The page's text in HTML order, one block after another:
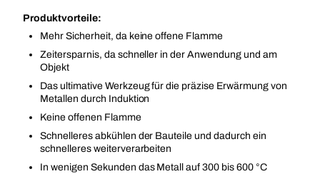
Produktvorteile:
Mehr Sicherheit, da keine offene Flamme
Zeitersparnis, da schneller in der Anwendung und am
Objekt
Das ultimative Werkzeug für die präzise Erwärmung von
Metallen durch Induktion
Keine offenen Flamme
Schnelleres abkühlen der Bauteile und dadurch ein
schnelleres weiterverarbeiten
In wenigen Sekunden das Metall auf 300 bis 600 °C